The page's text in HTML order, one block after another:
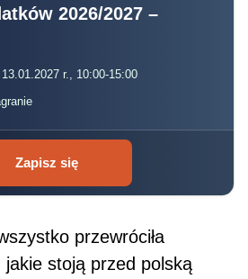
2026/2027 –
r., 10:00-15:00
Zapisz się
przewróciła
stoją przed polską